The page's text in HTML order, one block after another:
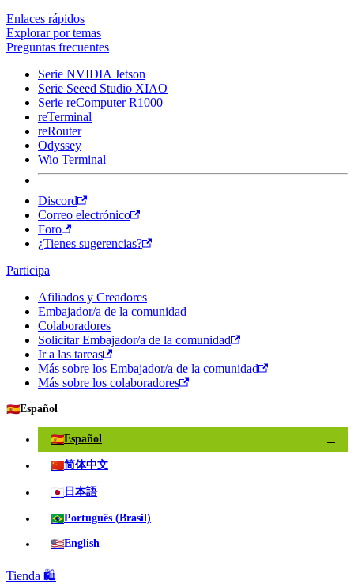
Enlaces rápidos
Explorar por temas
Preguntas frecuentes
Serie NVIDIA Jetson
Serie Seeed Studio XIAO
Serie reComputer R1000
reTerminal
reRouter
Odyssey
Wio Terminal
Discord
Correo electrónico
Foro
¿Tienes sugerencias?
Participa
Afiliados y Creadores
Embajador/a de la comunidad
Colaboradores
Solicitar Embajador/a de la comunidad
Ir a las tareas
Más sobre los Embajador/a de la comunidad
Más sobre los colaboradores
🇪🇸Español
🇪🇸Español
🇨🇳简体中文
🇯🇵 日本語
🇧🇷Português (Brasil)
🇺🇸English
Tienda 🛍️